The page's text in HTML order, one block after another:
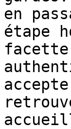
en
étape